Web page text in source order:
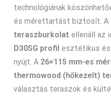
technológiának
és mérettartást biztosít. A
teraszburkolat ellenáll az
D30SG profil esztétikus
nyújt. A 26×115 mm-es
thermowood (hőkezelt)
választás teraszok és